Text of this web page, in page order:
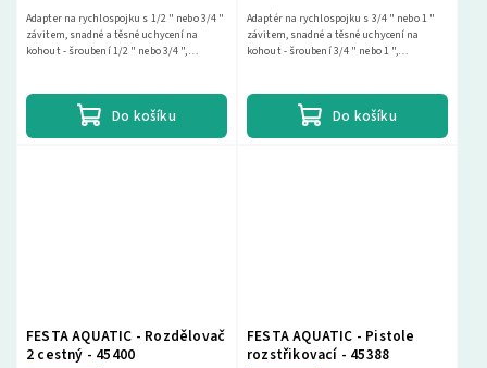
Do košíku
Adapter na rychlospojku s 1/2 " nebo 3/4 "
závitem, snadné a těsné uchycení na
kohout - šroubení 1/2 " nebo 3/4 ",
Do košíku
Adaptér na rychlospojku s 3/4 " nebo 1 "
závitem, snadné a těsné uchycení na
kohout - šroubení 3/4 " nebo 1 ",
FESTA AQUATIC - Rozdělovač
2 cestný - 45400
FESTA AQUATIC - Pistole
rozstřikovací - 45388